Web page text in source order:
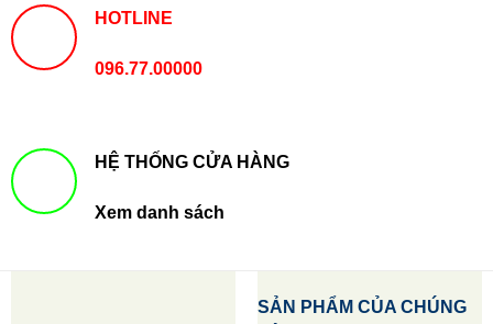
HOTLINE
096.77.00000
HỆ THỐNG CỬA HÀNG
Xem danh sách
SẢN PHẨM CỦA CHÚNG